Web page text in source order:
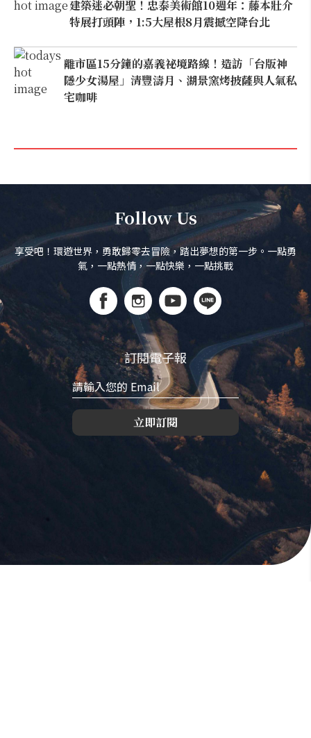
建築迷必朝聖！忠泰美術館10週年：藤本壯介
特展打頭陣，1:5大屋根8月震撼空降台北
離市區15分鐘的嘉義祕境路線！造訪「台版神
隱少女湯屋」清豐濤月、湖景窯烤披薩與人氣私
宅咖啡
Follow Us
享受吧！環遊世界，勇敢歸零去冒險，踏出夢想的第一步。一點勇
氣，一點熱情，一點快樂，一點挑戰
訂閱電子報
立即訂閱